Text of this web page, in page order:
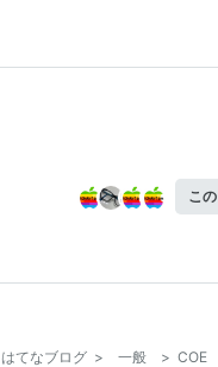
こ
はてなブログ > 一般 > COE